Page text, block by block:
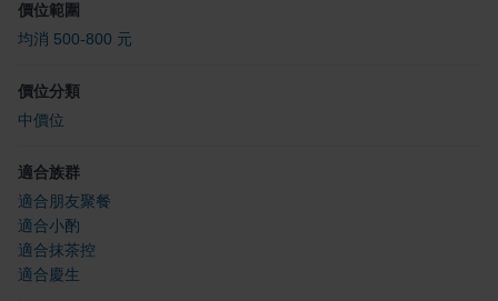
價位範圍
均消 500-800 元
價位分類
中價位
適合族群
適合朋友聚餐
適合小酌
適合抹茶控
適合慶生